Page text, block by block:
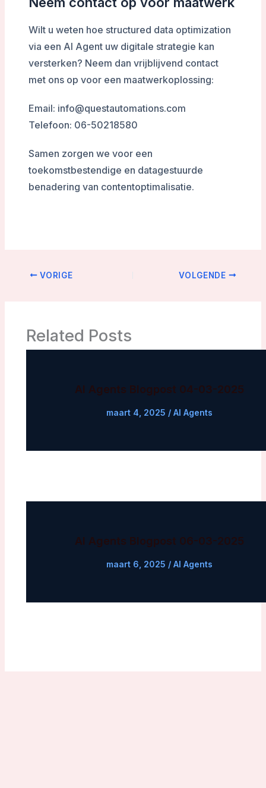
Wilt u weten hoe structured data optimization
via een AI Agent uw digitale strategie kan
versterken? Neem dan vrijblijvend contact
met ons op voor een maatwerkoplossing:
Email: info@questautomations.com
Telefoon: 06-50218580
Samen zorgen we voor een
toekomstbestendige en datagestuurde
benadering van contentoptimalisatie.
VORIGE VOLGENDE
Related Posts
AI Agents Blogpost 04-03-2025
maart 4, 2025 / AI Agents
AI Agents Blogpost 06-03-2025
maart 6, 2025 / AI Agents